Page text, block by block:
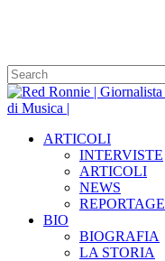
content
Close
Search
Menu
ARTICOLI
INTERVISTE
ARTICOLI
NEWS
REPORTAGE
BIO
BIOGRAFIA
LA STORIA